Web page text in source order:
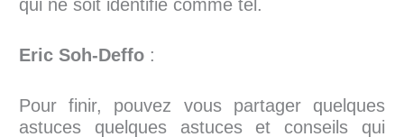
qui ne soit identifié comme tel.
Eric Soh-Deffo :
Pour finir, pouvez vous partager quelques
astuces quelques astuces et conseils qui